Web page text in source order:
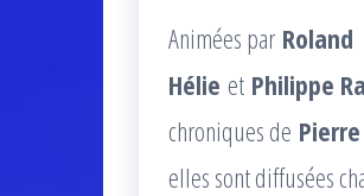
Animées par Roland
Hélie et Philippe
chroniques de
elles sont diffusées